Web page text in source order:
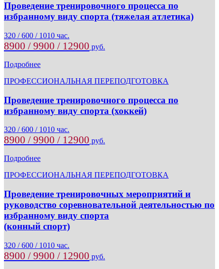
Проведение тренировочного процесса по
избранному виду спорта (тяжелая атлетика)
320 / 600 / 1010 час.
8900 / 9900 / 12900 руб.
Подробнее
ПРОФЕССИОНАЛЬНАЯ ПЕРЕПОДГОТОВКА
Проведение тренировочного процесса по
избранному виду спорта (хоккей)
320 / 600 / 1010 час.
8900 / 9900 / 12900 руб.
Подробнее
ПРОФЕССИОНАЛЬНАЯ ПЕРЕПОДГОТОВКА
Проведение тренировочных мероприятий и
руководство соревновательной деятельностью по
избранному виду спорта
(конный спорт)
320 / 600 / 1010 час.
8900 / 9900 / 12900 руб.